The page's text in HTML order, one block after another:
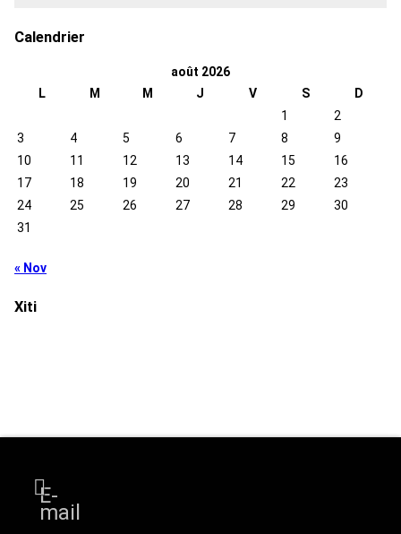
Calendrier
août 2026
L
M M J V S
D
1
2
3
4 5 6 7 8
9
10
11 12 13 14 15
16
17
18 19 20 21 22
23
24
25 26 27 28 29
30
31
« Nov
Xiti
E-
mail